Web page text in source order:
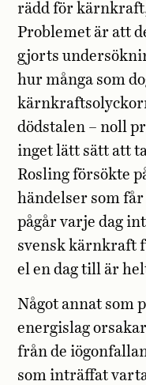
rädd för
Problemet är att
gjorts
hur många som
dödstalen – noll
inget lätt sätt att
Rosling försökte
händelser som
pågår varje dag
svensk kärnkraft
el en dag till är
Något annat som
energislag
från de
som inträffat